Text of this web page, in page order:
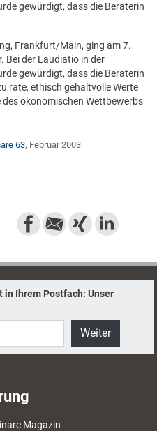
gewürdigt, dass die Beraterin
Frankfurt/Main, ging am 7.
Bei der Laudiatio in der
gewürdigt, dass die Beraterin
rate, ethisch gehaltvolle Werte
ökonomischen Wettbewerbs
63, Februar 2003
in Ihrem Postfach: Unser
Weiter
Magazin